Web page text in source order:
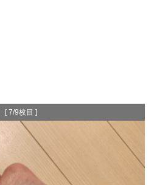
[ 7/9枚目 ]